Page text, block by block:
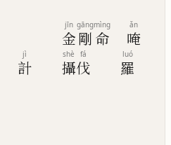
金
jīn
剛
gāng
命
mìng
唵
ǎn
計
jì
攝
shè
伐
fá
羅
luó